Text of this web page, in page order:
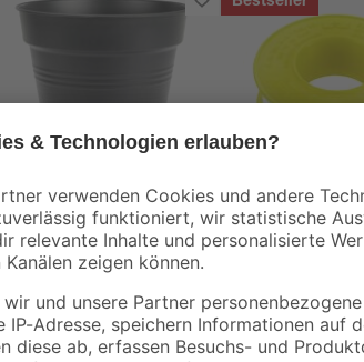
Elho
Pflanzkübel "Green
30 cm
6,79€ 3,29€